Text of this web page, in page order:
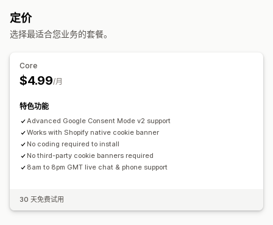
视觉和报告
GDPR 合规
定价
选择最适合您业务的套餐。
Core
$4.99/月
特色功能
Advanced Google Consent Mode v2 support
Works with Shopify native cookie banner
No coding required to install
No third-party cookie banners required
8am to 8pm GMT live chat & phone support
30 天免费试用